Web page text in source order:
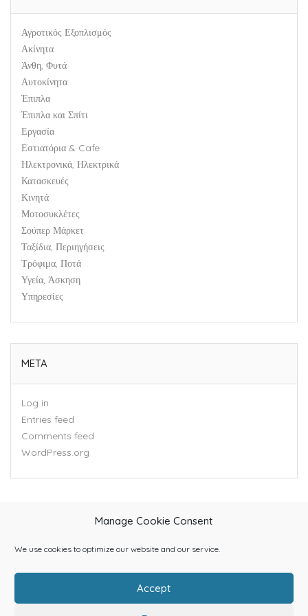
Manage Cookie Consent
We use cookies to optimize our website and our service.
Accept
Αγροτικός Εξοπλισμός
Ακίνητα
Άνθη, Φυτά
Αυτοκίνητα
Έπιπλα
Έπιπλα και Σπίτι
Εργασία
Εστιατόρια & Cafe
Ηλεκτρονικά, Ηλεκτρικά
Κατασκευές
Κινητά
Μοτοσυκλέτες
Σούπερ Μάρκετ
Ταξίδια, Περιηγήσεις
Τρόφιμα, Ποτά
Υγεία, Άσκηση
Υπηρεσίες
META
Log in
Entries feed
Comments feed
WordPress.org
Home About Us Categories Contact Us Blog Shop